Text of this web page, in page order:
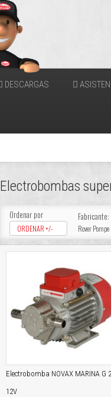
DESCARGAS
Electrobombas
Ordenar por
ORDENAR +/-
Fabricante:
Rover Pompe
Electrobomba NOVAX MARINA G
12V